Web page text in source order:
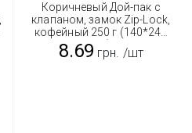
Коричневый Дой-пак с
клапаном, замок Zip-Lock,
кофейный 250 г (140*240
мм)
8.69 грн. /шт